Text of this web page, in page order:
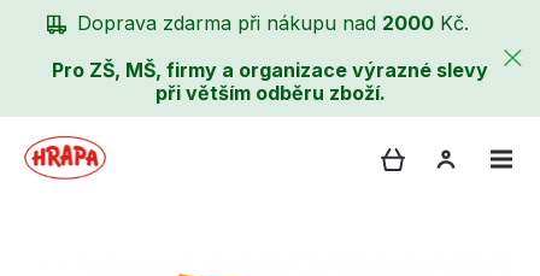
Doprava zdarma při nákupu nad 2000 Kč.
Pro ZŠ, MŠ, firmy a organizace výrazné slevy
při větším odběru zboží.